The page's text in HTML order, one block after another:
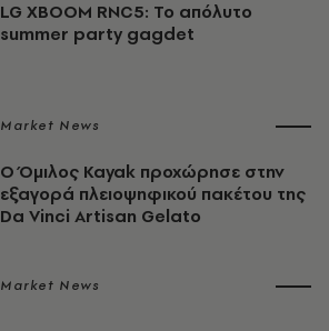
LG XBOOM RNC5: Το απόλυτο
summer party gagdet
Market News
Ο Όμιλος Kayak προχώρησε στην
εξαγορά πλειοψηφικού πακέτου της
Da Vinci Artisan Gelato
Market News